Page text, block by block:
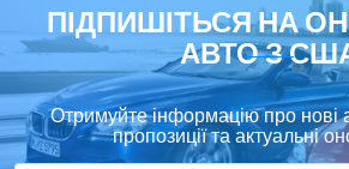
ПІДПИШІТЬСЯ НА
АВТО З
Отримуйте інформацію про нові
пропозиції та актуальні